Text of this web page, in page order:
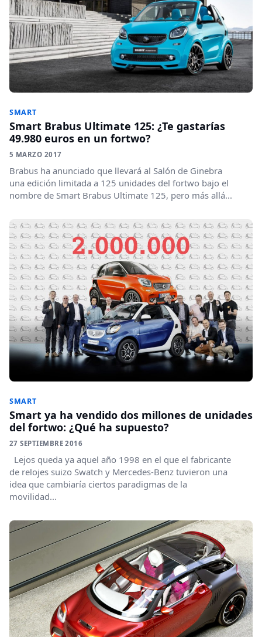
SMART
Smart Brabus Ultimate 125: ¿Te gastarías
49.980 euros en un fortwo?
5 MARZO 2017
Brabus ha anunciado que llevará al Salón de Ginebra
una edición limitada a 125 unidades del fortwo bajo el
nombre de Smart Brabus Ultimate 125, pero más allá...
SMART
Smart ya ha vendido dos millones de unidades
del fortwo: ¿Qué ha supuesto?
27 SEPTIEMBRE 2016
Lejos queda ya aquel año 1998 en el que el fabricante
de relojes suizo Swatch y Mercedes-Benz tuvieron una
idea que cambiaría ciertos paradigmas de la
movilidad...